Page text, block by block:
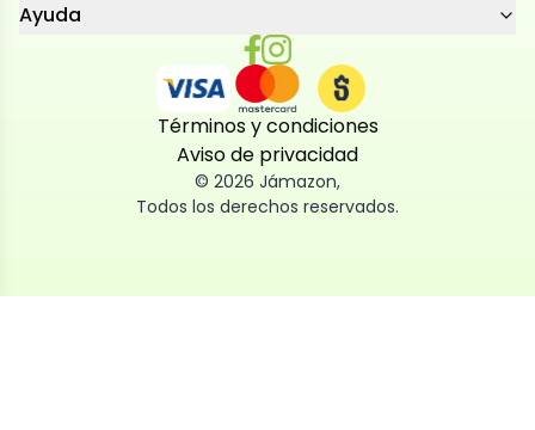
Ayuda
Términos y condiciones
Aviso de privacidad
© 2026 Jámazon,
Todos los derechos reservados.